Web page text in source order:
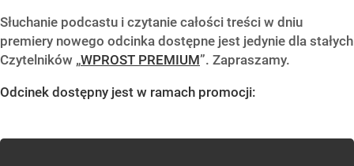
Słuchanie podcastu i czytanie całości treści w dniu
premiery nowego odcinka dostępne jest jedynie dla stałych
Czytelników „WPROST PREMIUM”. Zapraszamy.
Odcinek dostępny jest w ramach promocji: